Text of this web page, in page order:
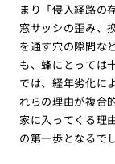
まり「侵入経路の
窓サッシの歪み、
を通す穴の隙間な
も、蜂にとっては
では、経年劣化に
れらの理由が複合
家に入ってくる理
の第一歩となるで